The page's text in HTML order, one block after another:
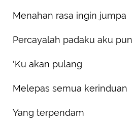
Menahan rasa ingin jumpa
Percayalah padaku aku
'Ku akan pulang
Melepas semua kerinduan
Yang terpendam